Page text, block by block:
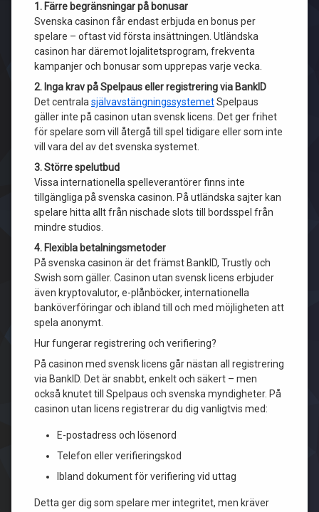
1. Färre begränsningar på bonusar
Svenska casinon får endast erbjuda en bonus per
spelare – oftast vid första insättningen. Utländska
casinon har däremot lojalitetsprogram, frekventa
kampanjer och bonusar som upprepas varje vecka.
2. Inga krav på Spelpaus eller registrering via BankID
Det centrala självavstängningssystemetSpelpaus
gäller inte på casinon utan svensk licens. Det ger frihet
för spelare som vill återgå till spel tidigare eller som inte
vill vara del av det svenska systemet.
3. Större spelutbud
Vissa internationella spelleverantörer finns inte
tillgängliga på svenska casinon. På utländska sajter kan
spelare hitta allt från nischade slots till bordsspel från
mindre studios.
4. Flexibla betalningsmetoder
På svenska casinon är det främst BankID, Trustly och
Swish som gäller. Casinon utan svensk licens erbjuder
även kryptovalutor, e-plånböcker, internationella
banköverföringar och ibland till och med möjligheten att
spela anonymt.
Hur fungerar registrering och verifiering?
På casinon med svensk licens går nästan all registrering
via BankID. Det är snabbt, enkelt och säkert – men
också knutet till Spelpaus och svenska myndigheter. På
casinon utan licens registrerar du dig vanligtvis med:
E-postadress och lösenord
Telefon eller verifieringskod
Ibland dokument för verifiering vid uttag
Detta ger dig som spelare mer integritet, men kräver